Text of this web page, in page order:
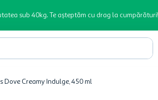
sub 40kg. Te așteptăm cu drag la cumpărături!
Dove Creamy Indulge, 450 ml